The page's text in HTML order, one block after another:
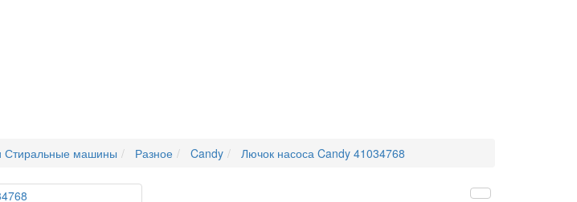
Стиральные машины Разное Candy Лючок насоса Candy 41034768